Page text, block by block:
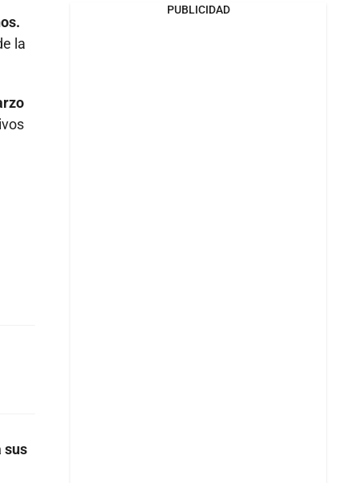
la
sus
PUBLICIDAD